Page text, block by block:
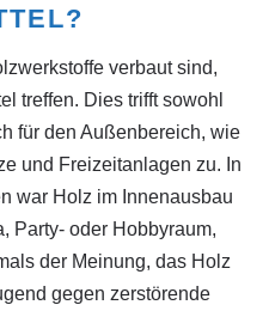
verbaut sind,
treffen. Dies trifft sowohl
für den Außenbereich, wie
und Freizeitanlagen zu. In
war Holz im Innenausbau
Party- oder Hobbyraum,
der Meinung, das Holz
gegen zerstörende